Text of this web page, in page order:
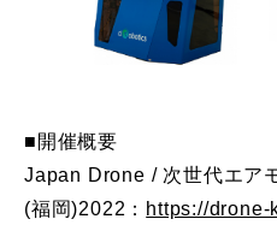
■開催概要
Japan Drone / 次世代エア
(福岡)2022： https://drone-